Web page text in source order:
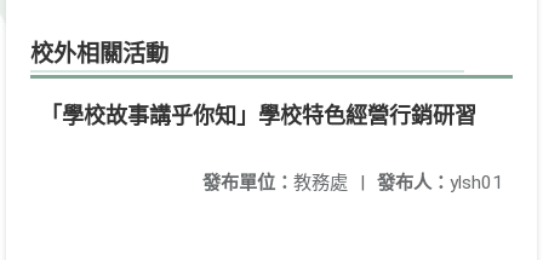
校外相關活動
「學校故事講乎你知」學校特色經營行銷研習
發布人： ylsh01
發布單位： 教務處 |